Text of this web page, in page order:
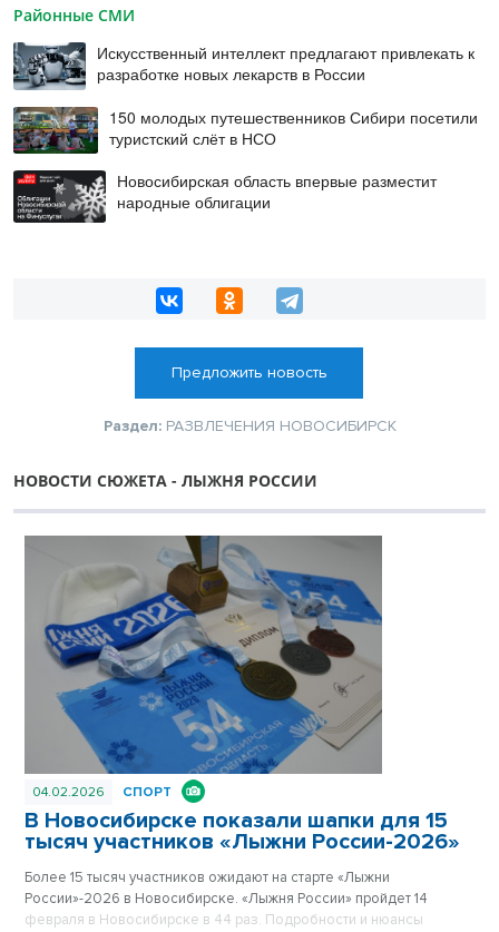
Районные СМИ
Искусственный интеллект предлагают привлекать к
разработке новых лекарств в России
150 молодых путешественников Сибири посетили
туристский слёт в НСО
Новосибирская область впервые разместит
народные облигации
Предложить новость
Раздел: РАЗВЛЕЧЕНИЯ НОВОСИБИРСК
НОВОСТИ СЮЖЕТА - ЛЫЖНЯ РОССИИ
04.02.2026 СПОРТ
В Новосибирске показали шапки для 15
тысяч участников «Лыжни России-2026»
Более 15 тысяч участников ожидают на старте «Лыжни
России»-2026 в Новосибирске. «Лыжня России» пройдет 14
февраля в Новосибирске в 44 раз. Подробности и нюансы